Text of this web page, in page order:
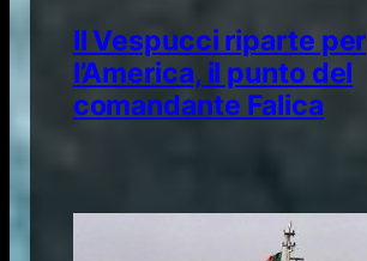
Il Vespucci riparte per
l’America, il punto del
comandante Falica